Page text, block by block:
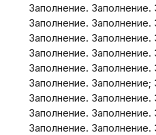
Заполнение.
Заполнение.
Заполнение.
Заполнение.
Заполнение.
Заполнение.
Заполнение.
Заполнение.
Заполнение.